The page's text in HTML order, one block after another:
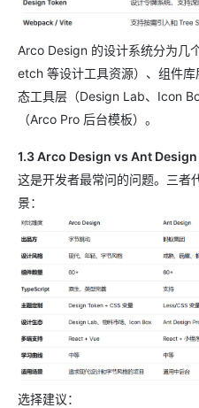
Arco Design 的设计系统分为几
etch 等设计工具资源）、组件
态工具层（Design Lab、Icon
（Arco Pro 后台模板）。
1.3 Arco Design vs Ant
这是开发者最常问的问题。三者
景：
选择建议：